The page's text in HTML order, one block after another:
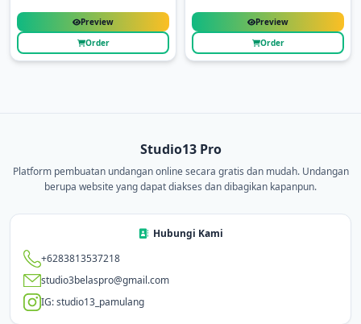
Preview
Order
Preview
Order
Studio13 Pro
Platform pembuatan undangan online secara gratis dan mudah. Undangan
berupa website yang dapat diakses dan dibagikan kapanpun.
Hubungi Kami
+6283813537218
studio3belaspro@gmail.com
IG: studio13_pamulang